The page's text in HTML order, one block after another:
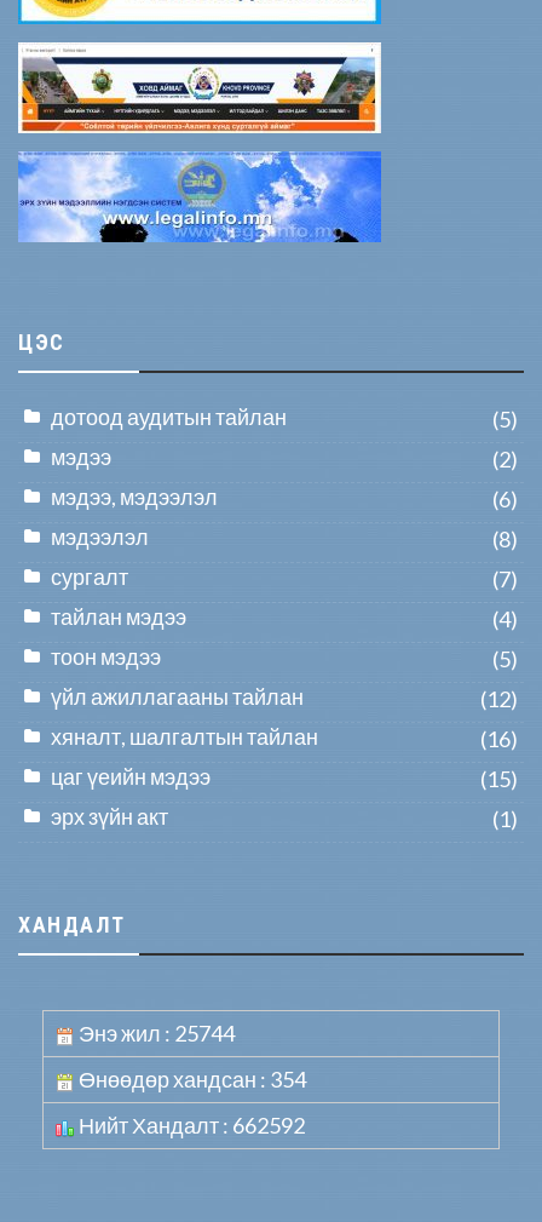
ЦЭС
дотоод аудитын тайлан
(5)
мэдээ
(2)
мэдээ, мэдээлэл
(6)
мэдээлэл
(8)
сургалт
(7)
тайлан мэдээ
(4)
тоон мэдээ
(5)
үйл ажиллагааны тайлан
(12)
хяналт, шалгалтын тайлан
(16)
цаг үеийн мэдээ
(15)
эрх зүйн акт
(1)
ХАНДАЛТ
Энэ жил : 25744
Өнөөдөр хандсан : 354
Нийт Хандалт : 662592